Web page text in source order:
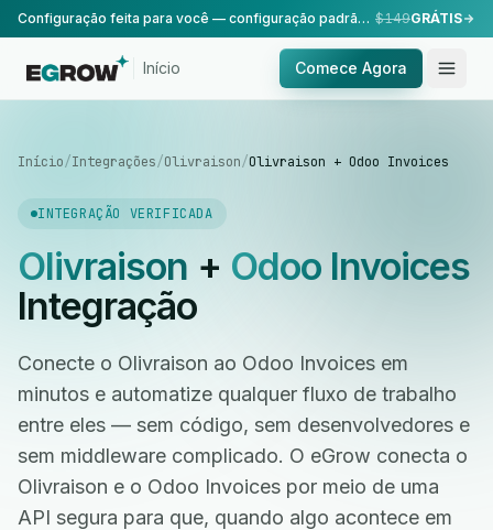
Configuração feita para você — configuração padrão, realizada pela nossa equipe. $149GRÁTIS
Início Comece Agora
Início/Integrações/Olivraison/Olivraison + Odoo Invoices
INTEGRAÇÃO VERIFICADA
Olivraison + Odoo Invoices
Integração
Conecte o Olivraison ao Odoo Invoices em
minutos e automatize qualquer fluxo de trabalho
entre eles — sem código, sem desenvolvedores e
sem middleware complicado. O eGrow conecta o
Olivraison e o Odoo Invoices por meio de uma
API segura para que, quando algo acontece em